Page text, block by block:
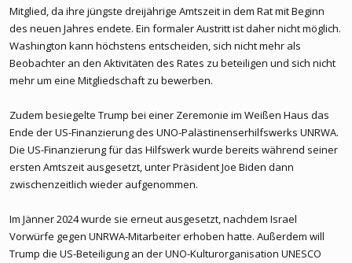
Mitglied, da ihre jüngste dreijährige Amtszeit in dem Rat mit Beginn
des neuen Jahres endete. Ein formaler Austritt ist daher nicht möglich.
Washington kann höchstens entscheiden, sich nicht mehr als
Beobachter an den Aktivitäten des Rates zu beteiligen und sich nicht
mehr um eine Mitgliedschaft zu bewerben.
Zudem besiegelte Trump bei einer Zeremonie im Weißen Haus das
Ende der US-Finanzierung des UNO-Palästinenserhilfswerks UNRWA.
Die US-Finanzierung für das Hilfswerk wurde bereits während seiner
ersten Amtszeit ausgesetzt, unter Präsident Joe Biden dann
zwischenzeitlich wieder aufgenommen.
Im Jänner 2024 wurde sie erneut ausgesetzt, nachdem Israel
Vorwürfe gegen UNRWA-Mitarbeiter erhoben hatte. Außerdem will
Trump die US-Beteiligung an der UNO-Kulturorganisation UNESCO